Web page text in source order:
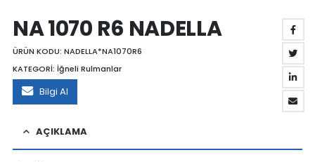
NA 1070 R6 NADELLA
ÜRÜN KODU: NADELLA*NA1070R6
KATEGORİ: İğneli Rulmanlar
Bilgi Al
AÇIKLAMA